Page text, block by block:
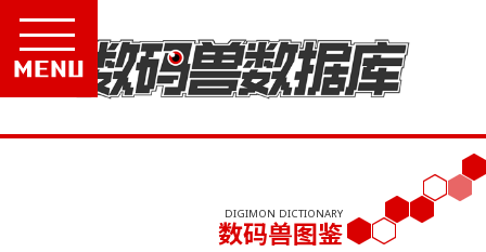
DIGIMON DICTIONARY
数码兽图鉴